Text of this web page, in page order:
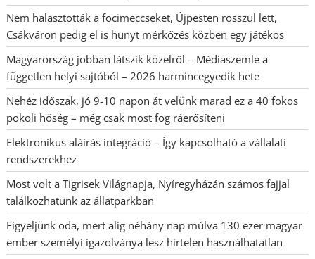
Nem halasztották a focimeccseket, Újpesten rosszul lett,
Csákváron pedig el is hunyt mérkőzés közben egy játékos
Magyarország jobban látszik közelről – Médiaszemle a
független helyi sajtóból – 2026 harmincegyedik hete
Nehéz időszak, jó 9-10 napon át velünk marad ez a 40 fokos
pokoli hőség – még csak most fog ráerősíteni
Elektronikus aláírás integráció – Így kapcsolható a vállalati
rendszerekhez
Most volt a Tigrisek Világnapja, Nyíregyházán számos fajjal
találkozhatunk az állatparkban
Figyeljünk oda, mert alig néhány nap múlva 130 ezer magyar
ember személyi igazolványa lesz hirtelen használhatatlan